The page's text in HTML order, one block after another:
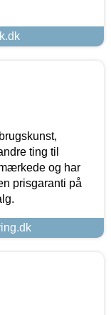
ting til
og har
prisgaranti på